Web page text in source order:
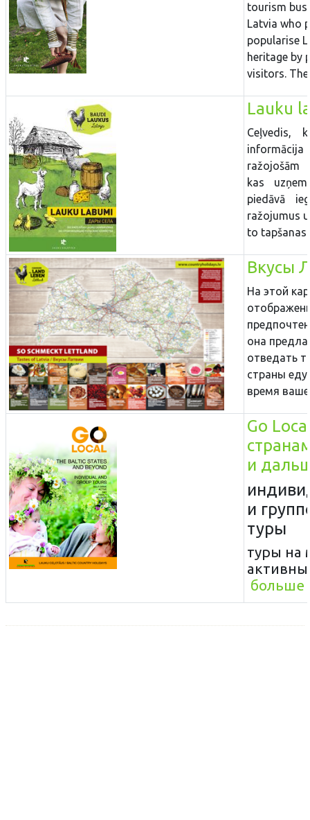
tourism
Latvia who
popularise
heritage by
visitors.
Lauku
Ceļvedis,
ražojošām
kas
piedāvā
ražojumus
to
Вкусы
На этой
она
отведать
страны еду
время
Go
и
и
туры
туры на
больше